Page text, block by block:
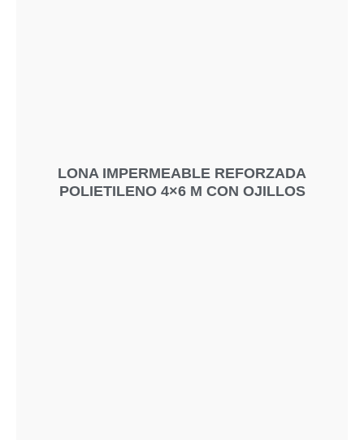
LONA IMPERMEABLE REFORZADA
POLIETILENO 4×6 M CON OJILLOS